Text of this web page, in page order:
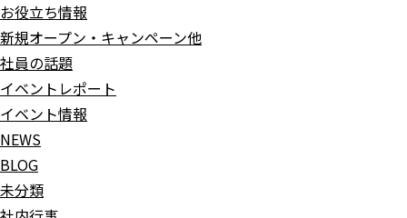
お役立ち情報
新規オープン・キャンペーン他
社員の話題
イベントレポート
イベント情報
NEWS
BLOG
未分類